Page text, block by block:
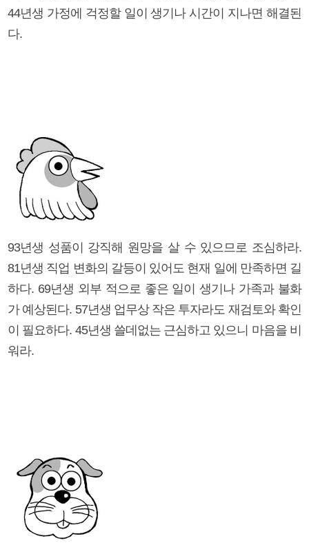
44년생 가정에 걱정할 일이 생기나 시간이 지나면 해결된
다.
93년생 성품이 강직해 원망을 살 수 있으므로 조심하라.
81년생 직업 변화의 갈등이 있어도 현재 일에 만족하면 길
하다. 69년생 외부 적으로 좋은 일이 생기나 가족과 불화
가 예상된다. 57년생 업무상 작은 투자라도 재검토와 확인
이 필요하다. 45년생 쓸데없는 근심하고 있으니 마음을 비
워라.